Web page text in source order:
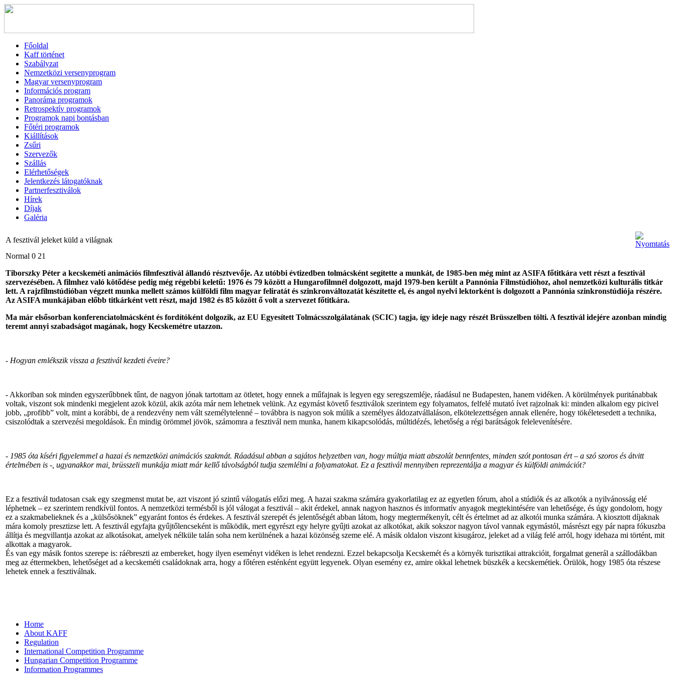
Főoldal
Kaff történet
Szabályzat
Nemzetközi versenyprogram
Magyar versenyprogram
Információs program
Panoráma programok
Retrospektív programok
Programok napi bontásban
Főtéri programok
Kiállítások
Zsűri
Szervezők
Szállás
Elérhetőségek
Jelentkezés látogatóknak
Partnerfesztiválok
Hírek
Díjak
Galéria
A fesztivál jeleket küld a világnak
Normal 0 21
Tiborszky Péter a kecskeméti animációs filmfesztivál állandó résztvevője. Az utóbbi évtizedben tolmácsként segítette a munkát, de 1985-ben még mint az ASIFA főtitkára vett részt a fesztivál
szervezésében. A filmhez való kötődése pedig még régebbi keletű: 1976 és 79 között a Hungarofilmnél dolgozott, majd 1979-ben került a Pannónia Filmstúdióhoz, ahol nemzetközi kulturális titkár
lett. A rajzfilmstúdióban végzett munka mellett számos külföldi film magyar feliratát és szinkronváltozatát készítette el, és angol nyelvi lektorként is dolgozott a Pannónia szinkronstúdiója részére.
Az ASIFA munkájában előbb titkárként vett részt, majd 1982 és 85 között ő volt a szervezet főtitkára.
Ma már elsősorban konferenciatolmácsként és fordítóként dolgozik, az EU Egyesített Tolmácsszolgálatának (SCIC) tagja, így ideje nagy részét Brüsszelben tölti. A fesztivál idejére azonban mindig
teremt annyi szabadságot magának, hogy Kecskemétre utazzon.
- Hogyan emlékszik vissza a fesztivál kezdeti éveire?
- Akkoriban sok minden egyszerűbbnek tűnt, de nagyon jónak tartottam az ötletet, hogy ennek a műfajnak is legyen egy seregszemléje, ráadásul ne Budapesten, hanem vidéken. A körülmények puritánabbak
voltak, viszont sok mindenki megjelent azok közül, akik azóta már nem lehetnek velünk. Az egymást követő fesztiválok szerintem egy folyamatos, felfelé mutató ívet rajzolnak ki: minden alkalom egy picivel
jobb, „profibb” volt, mint a korábbi, de a rendezvény nem vált személytelenné – továbbra is nagyon sok múlik a személyes áldozatvállaláson, elkötelezettségen annak ellenére, hogy tökéletesedett a technika,
csiszolódtak a szervezési megoldások. Én mindig örömmel jövök, számomra a fesztivál nem munka, hanem kikapcsolódás, múltidézés, lehetőség a régi barátságok felelevenítésére.
- 1985 óta kíséri figyelemmel a hazai és nemzetközi animációs szakmát. Ráadásul abban a sajátos helyzetben van, hogy múltja miatt abszolút bennfentes, minden szót pontosan ért – a szó szoros és átvitt
értelmében is -, ugyanakkor mai, brüsszeli munkája miatt már kellő távolságból tudja szemlélni a folyamatokat. Ez a fesztivál mennyiben reprezentálja a magyar és külföldi animációt?
Ez a fesztivál tudatosan csak egy szegmenst mutat be, azt viszont jó szintű válogatás előzi meg. A hazai szakma számára gyakorlatilag ez az egyetlen fórum, ahol a stúdiók és az alkotók a nyilvánosság elé
léphetnek – ez szerintem rendkívül fontos. A nemzetközi termésből is jól válogat a fesztivál – akit érdekel, annak nagyon hasznos és informatív anyagok megtekintésére van lehetősége, és úgy gondolom, hogy
ez a szakmabelieknek és a „külsősöknek” egyaránt fontos és érdekes. A fesztivál szerepét és jelentőségét abban látom, hogy megtermékenyít, célt és értelmet ad az alkotói munka számára. A kiosztott díjaknak
mára komoly presztizse lett. A fesztivál egyfajta gyűjtőlencseként is működik, mert egyrészt egy helyre gyűjti azokat az alkotókat, akik sokszor nagyon távol vannak egymástól, másrészt egy pár napra fókuszba
állítja és megvillantja azokat az alkotásokat, amelyek nélküle talán soha nem kerülnének a hazai közönség szeme elé. A másik oldalon viszont kisugároz, jeleket ad a világ felé arról, hogy idehaza mi történt, mit
alkottak a magyarok.
És van egy másik fontos szerepe is: ráébreszti az embereket, hogy ilyen eseményt vidéken is lehet rendezni. Ezzel bekapcsolja Kecskemét és a környék turisztikai attrakcióit, forgalmat generál a szállodákban
meg az éttermekben, lehetőséget ad a kecskeméti családoknak arra, hogy a főtéren esténként együtt legyenek. Olyan esemény ez, amire okkal lehetnek büszkék a kecskemétiek. Örülök, hogy 1985 óta részese
lehetek ennek a fesztiválnak.
Home
About KAFF
Regulation
International Competition Programme
Hungarian Competition Programme
Information Programmes